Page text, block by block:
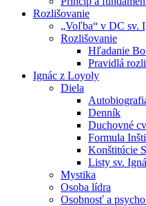
Rozlišovanie
„Voľba“ v DC sv.
Rozlišovanie
Hľadanie
Pravidlá
Ignác z Loyoly
Diela
Denník
Duchovné
Formula
Konštitúcie
Listy sv.
Mystika
Osoba lídra
Osobnosť a